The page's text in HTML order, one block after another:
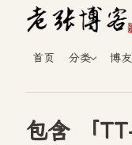
首页 分类 博
包含 「